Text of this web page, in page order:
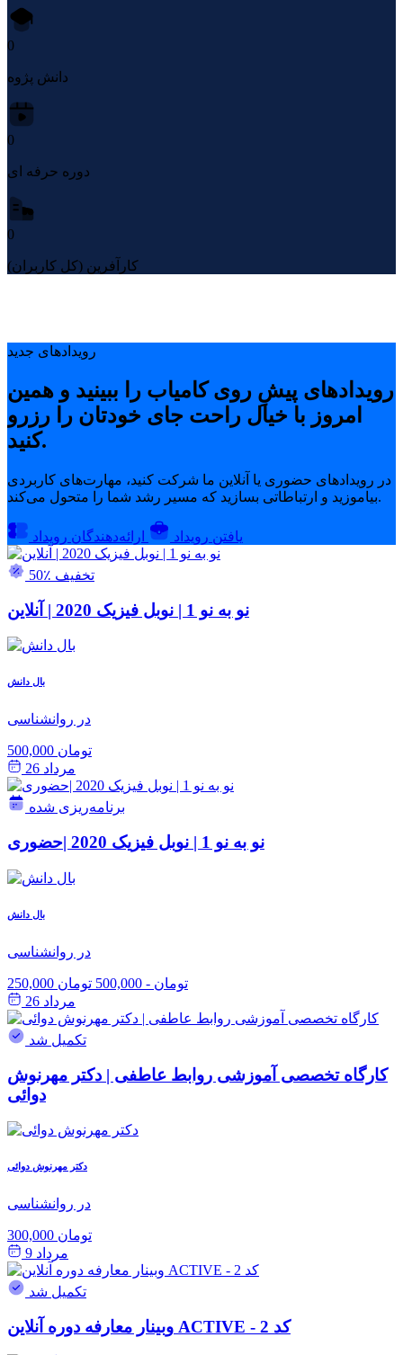
0
دانش پژوه
0
دوره حرفه ای
0
کارآفرین (کل کاربران)
رویدادهای جدید
رویدادهای پیشِ روی کامیاب را ببینید و همین
امروز با خیال راحت جای خودتان را رزرو
کنید.
در رویدادهای حضوری یا آنلاین ما شرکت کنید، مهارت‌های کاربردی
بیاموزید و ارتباطاتی بسازید که مسیر رشد شما را متحول می‌کند.
یافتن رویداد ارائه‌دهندگان رویداد
50٪ تخفیف
نو به نو 1 | نوبل فیزیک 2020 | آنلاین
بال دانش
در روانشناسی
500,000 تومان
مرداد 26
برنامه‌ریزی شده
نو به نو 1 | نوبل فیزیک 2020 |حضوری
بال دانش
در روانشناسی
250,000 تومان - 500,000 تومان
مرداد 26
تکمیل شد
کارگاه تخصصی آموزشی روابط عاطفی | دکتر مهرنوش
دوائی
دکتر مهرنوش دوائی
در روانشناسی
300,000 تومان
مرداد 9
تکمیل شد
وبینار معارفه دوره آنلاین ACTIVE - کد 2